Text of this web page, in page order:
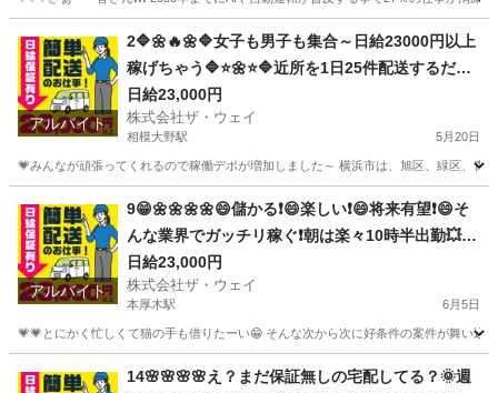
門沢橋駅 ドライバー ネットスーパー
アルバイト
2🔷🌼🔥🌼🔷女子も男子も集合～日給23000円以上
稼げちゃう🔷⭐🌼⭐🔷近所を1日25件配送するだけ❗️
週休2日制のお仕事です😄
日給23,000円
株式会社ザ・ウェイ
相模大野駅 5月20日
💗みんなが頑張ってくれるので稼働デポが増加しました～ 横浜市は、旭区、緑区、
相模大野駅 ドライバー ネットスーパー
アルバイト
9😁🌼🌼🌼🌼😄儲かる❗️😄楽しい❗️😄将来有望❗️😄そ
んな業界でガッチリ稼ぐ❗️朝は楽々10時半出勤💥日
給23000円以上❗️事業拡大につき大量募集❗️❗️❗️
日給23,000円
株式会社ザ・ウェイ
本厚木駅 6月5日
💗💗とにかく忙しくて猫の手も借りたーい😁 そんな次から次に好条件の案件が舞い
本厚木駅 配送 ネットスーパー
14🌸🌸🌸🌸え？まだ保証無しの宅配してる？🌞週